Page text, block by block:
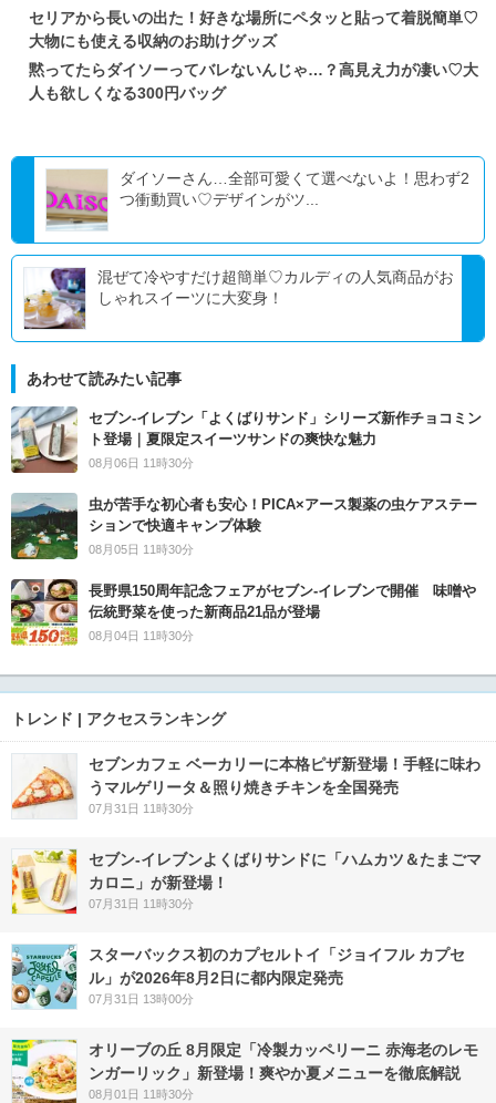
セリアから長いの出た！好きな場所にペタッと貼って着脱簡単♡
大物にも使える収納のお助けグッズ
黙ってたらダイソーってバレないんじゃ…？高見え力が凄い♡大
人も欲しくなる300円バッグ
ダイソーさん…全部可愛くて選べないよ！思わず2
つ衝動買い♡デザインがツ...
混ぜて冷やすだけ超簡単♡カルディの人気商品がお
しゃれスイーツに大変身！
あわせて読みたい記事
セブン‐イレブン「よくばりサンド」シリーズ新作チョコミン
ト登場｜夏限定スイーツサンドの爽快な魅力
08月06日 11時30分
虫が苦手な初心者も安心！PICA×アース製薬の虫ケアステー
ションで快適キャンプ体験
08月05日 11時30分
長野県150周年記念フェアがセブン-イレブンで開催 味噌や
伝統野菜を使った新商品21品が登場
08月04日 11時30分
トレンド | アクセスランキング
セブンカフェ ベーカリーに本格ピザ新登場！手軽に味わ
うマルゲリータ＆照り焼きチキンを全国発売
07月31日 11時30分
セブン‐イレブンよくばりサンドに「ハムカツ＆たまごマ
カロニ」が新登場！
07月31日 11時30分
スターバックス初のカプセルトイ「ジョイフル カプセ
ル」が2026年8月2日に都内限定発売
07月31日 13時00分
オリーブの丘 8月限定「冷製カッペリーニ 赤海老のレモ
ンガーリック」新登場！爽やか夏メニューを徹底解説
08月01日 11時30分